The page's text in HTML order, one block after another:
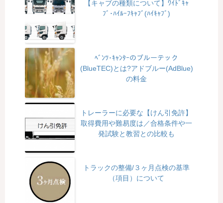
【キャブの種類について】ﾜｲﾄﾞｷｬ
ﾌﾞ･ﾊｲﾙｰﾌｷｬﾌﾞ(ﾊｲｷｬﾌﾞ)
ﾍﾞﾝﾂ･ｷｬﾝﾀｰのブルーテック
(BlueTEC)とは?アドブルー(AdBlue)
の料金
トレーラーに必要な【けん引免許】
取得費用や難易度は／合格条件や一
発試験と教習との比較も
トラックの整備/３ヶ月点検の基準
（項目）について